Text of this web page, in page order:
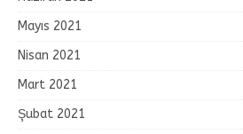
Mayıs 2021
Nisan 2021
Mart 2021
Şubat 2021